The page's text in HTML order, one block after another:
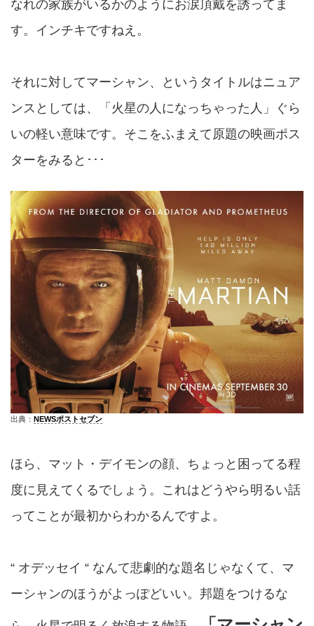
なれの家族がいるかのようにお涙頂戴を誘ってま
す。インチキですねえ。
それに対してマーシャン、というタイトルはニュア
ンスとしては、「火星の人になっちゃった人」ぐら
いの軽い意味です。そこをふまえて原題の映画ポス
ターをみると･･･
出典： NEWSポストセブン
ほら、マット・デイモンの顔、ちょっと困ってる程
度に見えてくるでしょう。これはどうやら明るい話
ってことが最初からわかるんですよ。
“ オデッセイ “ なんて悲劇的な題名じゃなくて、マ
ーシャンのほうがよっぽどいい。邦題をつけるな